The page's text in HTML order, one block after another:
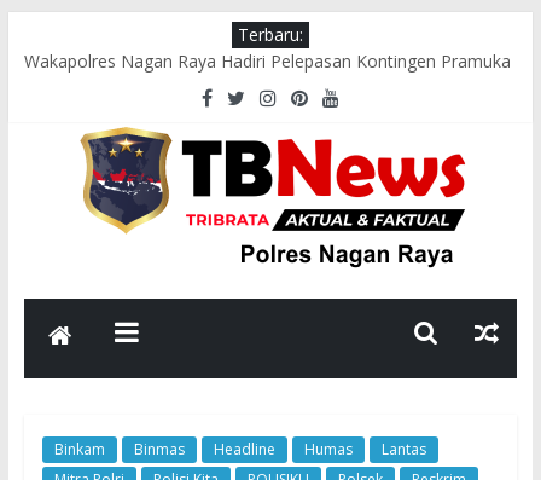
Terbaru:
Wakapolres Nagan Raya Hadiri Pelepasan Kontingen Pramuka
Menuju Cibubur di Pendopo Bupati
Polsek Seunagan Timur Gelar Pengaturan Lalu Lintas Pagi di
Lokasi Rawan Kecelakaan dan Kemacetan
Polsek Tadu Raya Sambangi Dapur MBG, Pastikan Kebersihan
dan Kelayakan Pengolahan Makanan
sambut HUT ke-81 RI, Bhabinkamtibmas Polsek Seunagan
Ajak Warga Kibarkan Bendera Merah Putih
Polsek Kuala Polres Nagan Raya Gelar Patroli dan Sosialisasi
Pencegahan Karhutla
Binkam Binmas Headline Humas
Lantas